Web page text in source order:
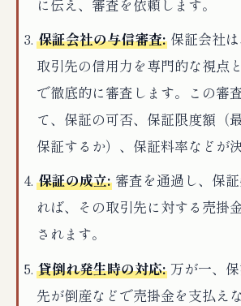
に伝え、審査を依頼します。
保証会社の与信審査: 保証会社
取引先の信用力を専門的な視点
で徹底的に審査します。この審
て、保証の可否、保証限度額（
保証するか）、保証料率などが
保証の成立: 審査を通過し、保
れば、その取引先に対する売掛
されます。
貸倒れ発生時の対応: 万が一、
先が倒産などで売掛金を支払え